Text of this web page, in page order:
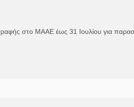
στο ΜΑΑΕ έως 31 Ιουλίου για